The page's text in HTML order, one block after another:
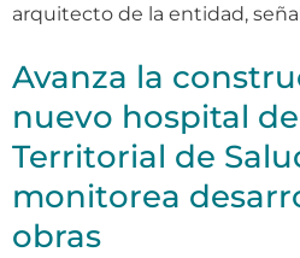
arquitecto de la entidad,
Avanza la
nuevo hospital de
Territorial de
monitorea
obras